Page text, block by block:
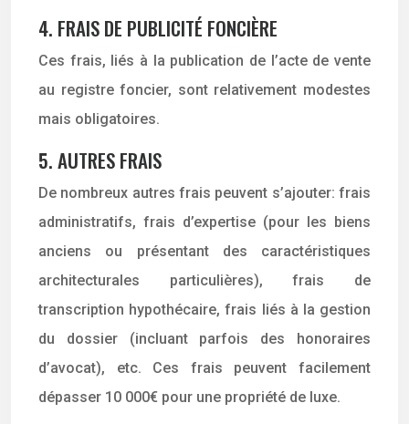
4. FRAIS DE PUBLICITÉ FONCIÈRE
Ces frais, liés à la publication de l’acte de vente
au registre foncier, sont relativement modestes
mais obligatoires.
5. AUTRES FRAIS
De nombreux autres frais peuvent s’ajouter: frais
administratifs, frais d’expertise (pour les biens
anciens ou présentant des caractéristiques
architecturales particulières), frais de
transcription hypothécaire, frais liés à la gestion
du dossier (incluant parfois des honoraires
d’avocat), etc. Ces frais peuvent facilement
dépasser 10 000€ pour une propriété de luxe.